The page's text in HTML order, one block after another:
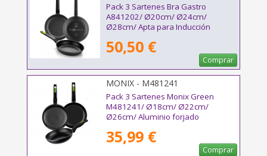
Pack 3 Sartenes Bra Gastro
A841202/ Ø20cm/ Ø24cm/
Ø28cm/ Apta para Inducción
50,50 €
Comprar
MONIX - M481241
Pack 3 Sartenes Monix Green
M481241/ Ø18cm/ Ø22cm/
Ø26cm/ Aluminio forjado
35,99 €
Comprar